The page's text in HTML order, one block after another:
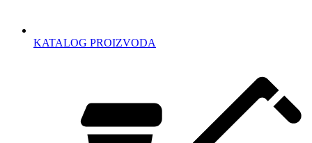
KATALOG PROIZVODA